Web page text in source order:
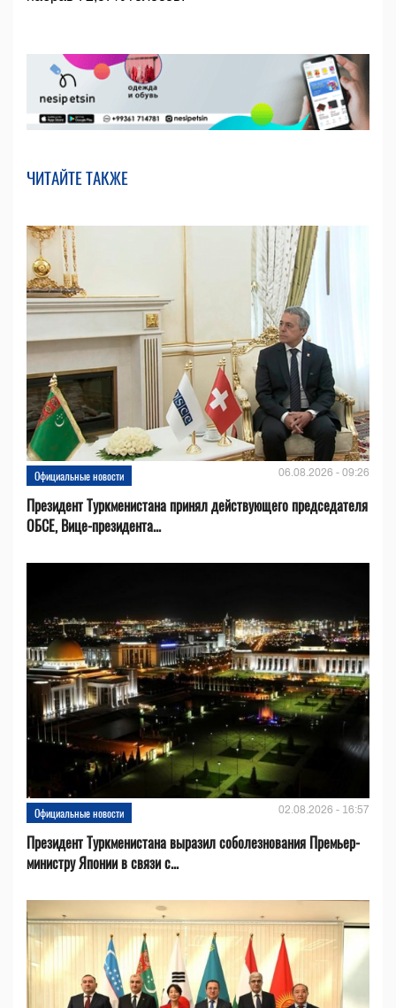
ЧИТАЙТЕ ТАКЖЕ
Официальные новости 06.08.2026 - 09:26
Президент Туркменистана принял действующего председателя
ОБСЕ, Вице-президента...
Официальные новости 02.08.2026 - 16:57
Президент Туркменистана выразил соболезнования Премьер-
министру Японии в связи с...